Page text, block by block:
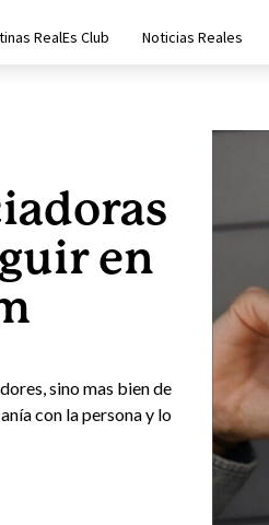
RealEs Club Noticias Reales
en
sino mas bien de
con la persona y lo